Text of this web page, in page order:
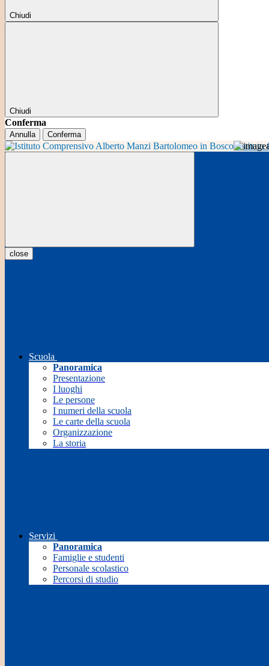
Chiudi
Chiudi
Conferma
Annulla Conferma
Istituto
close
Scuola
Panoramica
Presentazione
I luoghi
Le persone
I numeri della scuola
Le carte della scuola
Organizzazione
La storia
Servizi
Panoramica
Famiglie e studenti
Personale scolastico
Percorsi di studio